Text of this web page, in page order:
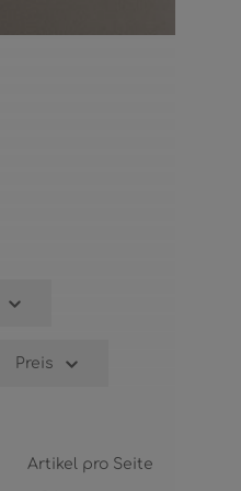
Preis
Artikel pro Seite